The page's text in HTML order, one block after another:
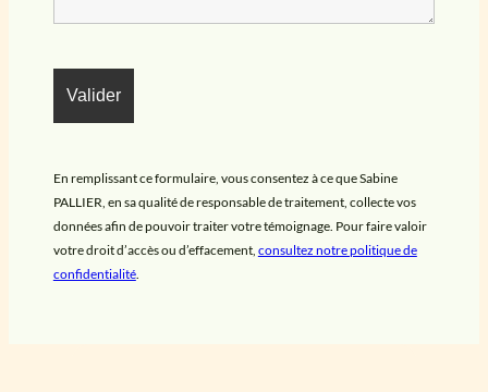
En remplissant ce formulaire, vous consentez à ce que Sabine
PALLIER, en sa qualité de responsable de traitement, collecte vos
données afin de pouvoir traiter votre témoignage. Pour faire valoir
votre droit d’accès ou d’effacement, consultez notre politique de
confidentialité.